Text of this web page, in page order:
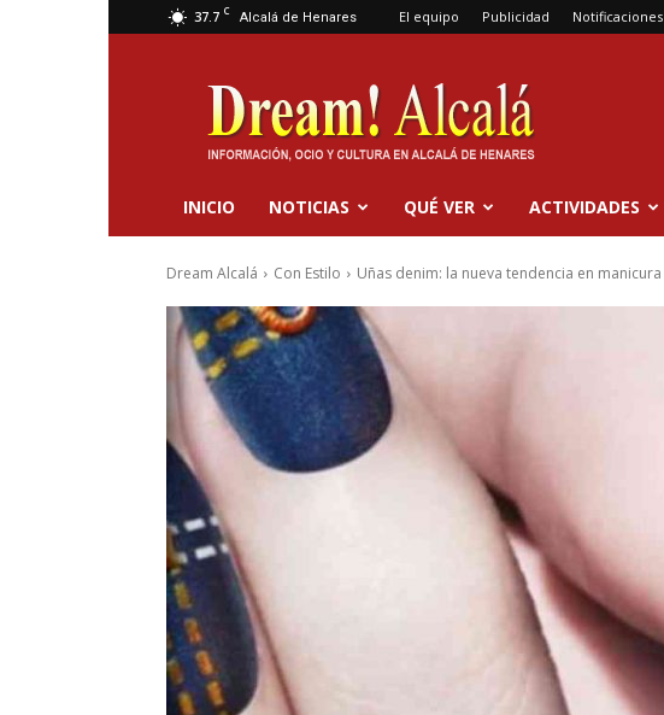
37.7 C Alcalá de Henares El equipo Publicidad Notificaciones
Dream
Alcalá
INICIO NOTICIAS QUÉ VER ACTIVIDADES
Dream Alcalá Con Estilo Uñas denim: la nueva tendencia en manicura